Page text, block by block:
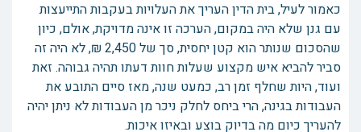
כאמור לעיל, בית הדין העריך את העלויות בעקבות התייעצות
עם גנן שלא היה במקום, הערכה זו אינה מדויקת, אולם, כיון
שהסכום שנותר הוא קטן יחסית, סך של 2,450 ₪, לא היה זה
סביר להביא איש מקצוע שעלות חוות דעתו תהיה גבוהה. זאת
ועוד, היות שחלף זמן רב, כמעט שנה, מאז סיים התובע את
העבודות בגינה, הרי ביחס לחלק ניכר מן העבודות לא ניתן יהיה
להעריך כיום מה בדיוק בוצע ובאיזו איכות.